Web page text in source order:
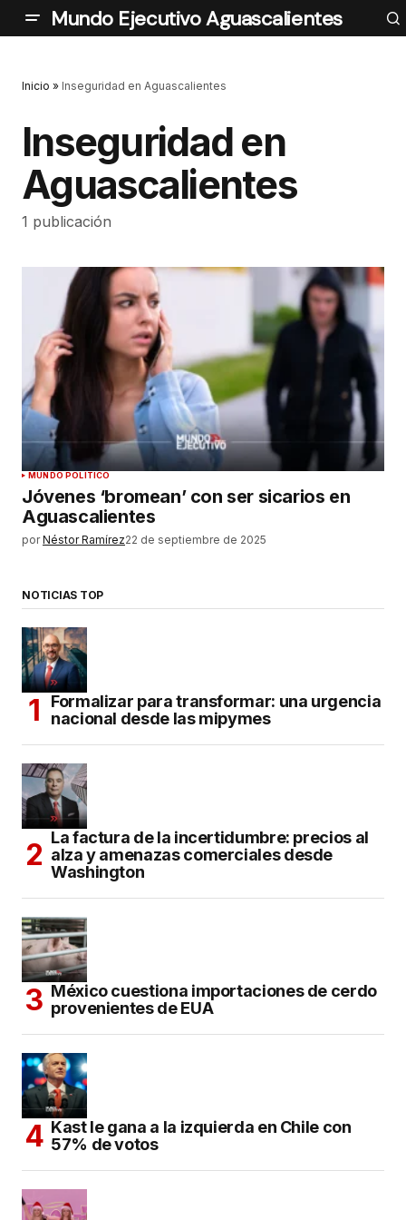
Mundo Ejecutivo Aguascalientes
Inicio » Inseguridad en Aguascalientes
Inseguridad en
Aguascalientes
1 publicación
MUNDO POLÍTICO
Jóvenes ‘bromean’ con ser sicarios en
Aguascalientes
por Néstor Ramírez22 de septiembre de 2025
NOTICIAS TOP
Formalizar para transformar: una urgencia
nacional desde las mipymes
La factura de la incertidumbre: precios al
alza y amenazas comerciales desde
Washington
México cuestiona importaciones de cerdo
provenientes de EUA
Kast le gana a la izquierda en Chile con
57% de votos